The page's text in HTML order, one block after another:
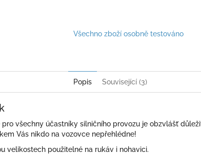
Všechno zboží osobně testováno
Popis Související (3)
všechny účastníky silničního provozu je obzvlášť
Vás nikdo na vozovce nepřehlédne!
velikostech použitelné na rukáv i nohavici.